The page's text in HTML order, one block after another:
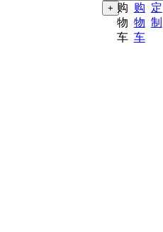
购
物
车
购
物
车
定
制